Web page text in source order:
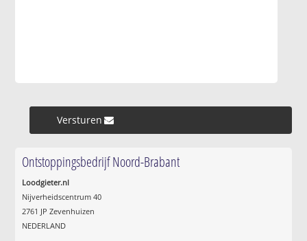
Versturen »
Ontstoppingsbedrijf Noord-Brabant
Loodgieter.nl
Nijverheidscentrum 40
2761 JP Zevenhuizen
NEDERLAND